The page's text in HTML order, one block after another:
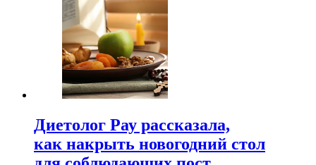
Диетолог Рау рассказала,
как накрыть новогодний стол